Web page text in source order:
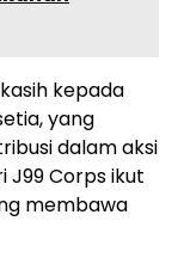
kepada
yang
dalam aksi
J99 Corps ikut
membawa